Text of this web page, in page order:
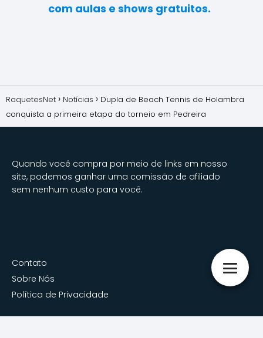
com aulas e shows gratuitos.
RaquetesNet Notícias
Dupla de Beach Tennis de Holambra
conquista a primeira etapa do torneio em Pedreira
Quando você compra por meio de links em nosso
site, podemos ganhar uma comissão de afiliado
sem nenhum custo para você.
Contato
Sobre Nós
Política de Privacidade